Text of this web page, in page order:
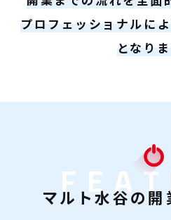
プロフェッショナルに
となり
マルト水谷の